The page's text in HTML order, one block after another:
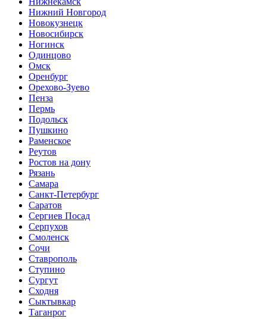
Нижний Новгород
Новокузнецк
Новосибирск
Ногинск
Одинцово
Омск
Оренбург
Орехово-Зуево
Пенза
Пермь
Подольск
Пушкино
Раменское
Реутов
Ростов на дону
Рязань
Самара
Санкт-Петербург
Саратов
Сергиев Посад
Серпухов
Смоленск
Сочи
Ставрополь
Ступино
Сургут
Сходня
Сыктывкар
Таганрог